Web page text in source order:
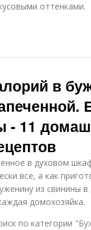
оттенками.
в
- 11
в духовом
все, а как
из свинины
домохозяйка.
по категории